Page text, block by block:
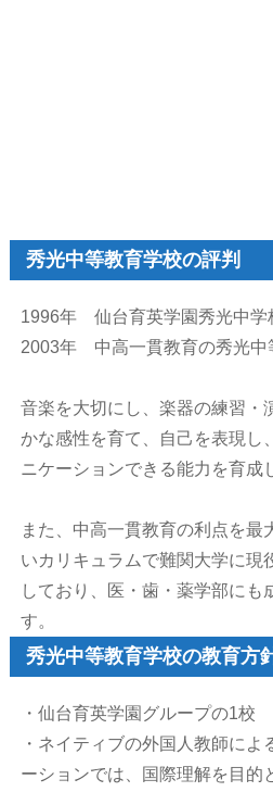
秀光中等教育学校の評判
1996年 仙台育英学園秀光中学
2003年 中高一貫教育の秀光中
音楽を大切にし、楽器の練習・
かな感性を育て、自己を表現し
ニケーションできる能力を育成
また、中高一貫教育の利点を最
いカリキュラムで難関大学に現
しており、医・歯・薬学部にも
す。
秀光中等教育学校の教育方
・仙台育英学園グループの1校
・ネイティブの外国人教師に
ーションでは、国際理解を目的